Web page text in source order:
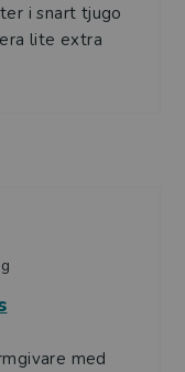
i snart tjugo
lite extra
med